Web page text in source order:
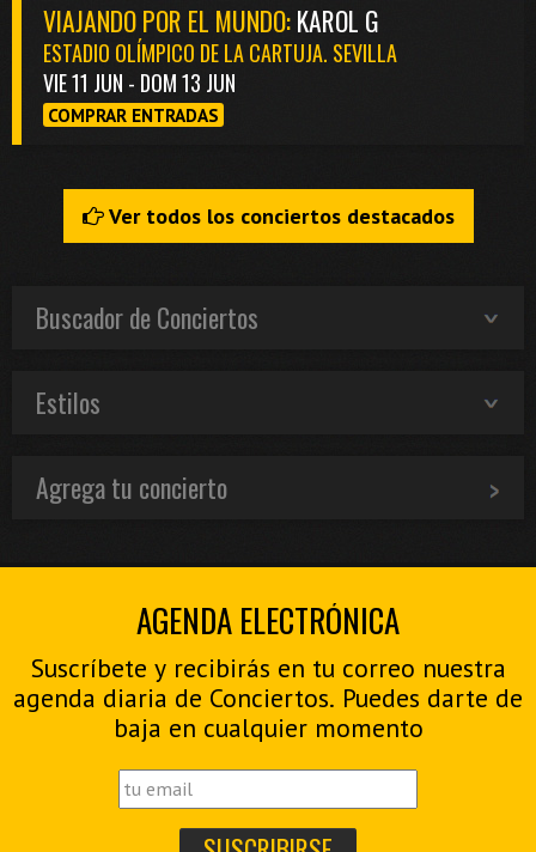
VIAJANDO POR EL MUNDO:KAROL G
ESTADIO OLÍMPICO DE LA CARTUJA. SEVILLA
VIE 11 JUN - DOM 13 JUN
COMPRAR ENTRADAS
Ver todos los conciertos destacados
Buscador de Conciertos
Estilos
Agrega tu concierto
AGENDA ELECTRÓNICA
Suscríbete y recibirás en tu correo nuestra
agenda diaria de Conciertos. Puedes darte de
baja en cualquier momento